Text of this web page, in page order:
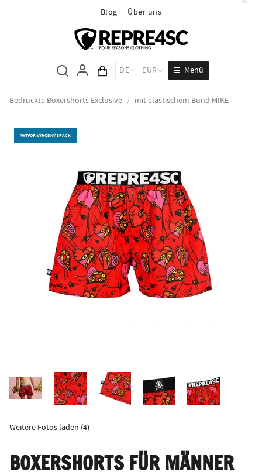
Blog Über uns
Inhalt des Wagens
DE EUR Menü
Bedruckte Boxershorts Exclusive / mit elastischem Bund MIKE
VYTVOŘ VÝHODNÝ 3PACK
Weitere Fotos laden (4)
BOXERSHORTS FÜR MÄNNER